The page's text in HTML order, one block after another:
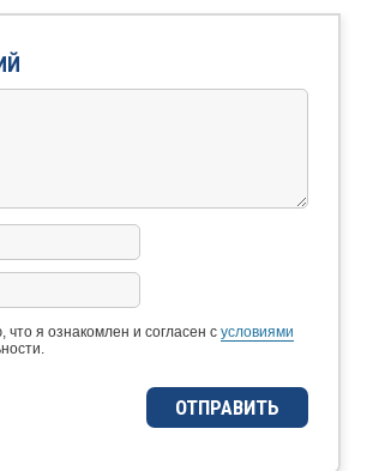
я ознакомлен и согласен с условиями